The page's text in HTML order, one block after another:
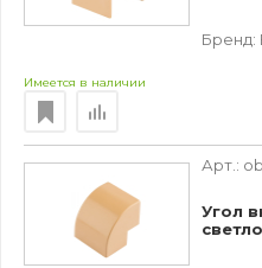
Бренд:
Имеется в наличии
Арт.:
Угол